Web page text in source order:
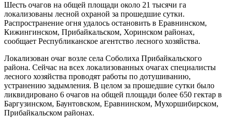
Шесть очагов на общей площади около 21 тысячи га
локализованы лесной охраной за прошедшие сутки.
Распространение огня удалось остановить в Еравнинском,
Кижингинском, Прибайкальском, Хоринском районах,
сообщает Республиканское агентство лесного хозяйства.
Локализован очаг возле села Соболиха Прибайкальского
района. Сейчас на всех локализованных очагах специалисты
лесного хозяйства проводят работы по дотушиванию,
устранению задымления. В целом за прошедшие сутки было
ликвидировано 6 очагов на общей площади более 650 гектар в
Баргузинском, Баунтовском, Еравнинском, Мухоршибирском,
Прибайкальском районах.